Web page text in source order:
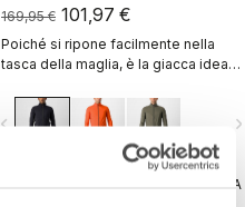
169,95 € 101,97 €
Poiché si ripone facilmente nella
tasca della maglia, è la giacca ideale
per l'uso quotidiano che in caso di
emergenza. Grazie al suo stile
discreto e una riflettività a 360 °, la
puoi usare tutti i giorni per spostarti
navigate_before
CONFRONTA